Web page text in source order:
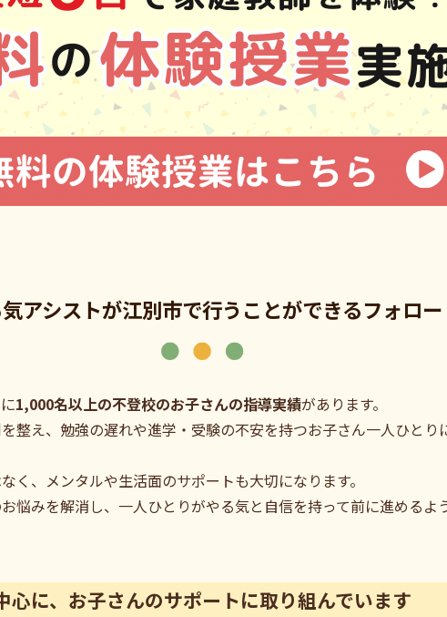
アシストが江別市で行うことができるフォロー
1,000名以上の不登校のお子さんの指導実績があります。
整え、勉強の遅れや進学・受験の不安を持つお子さん一人ひと
く、メンタルや生活面のサポートも大切になります。
悩みを解消し、一人ひとりがやる気と自信を持って前に進めるよ
心に、お子さんのサポートに取り組んでいます